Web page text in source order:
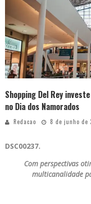
Shopping Del Rey
no Dia dos Namorados
Redacao 8 de junho de
DSC00237.
Com perspectivas
multicanalidade